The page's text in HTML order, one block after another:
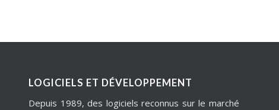
LOGICIELS ET DÉVELOPPEMENT
Depuis 1989, des logiciels reconnus sur le marché